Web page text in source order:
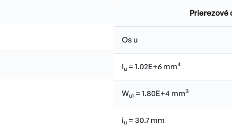
Prierezové
Os u
Iu = 1.02E+6 mm4
Wu1 = 1.80E+4 mm3
iu = 30.7 mm